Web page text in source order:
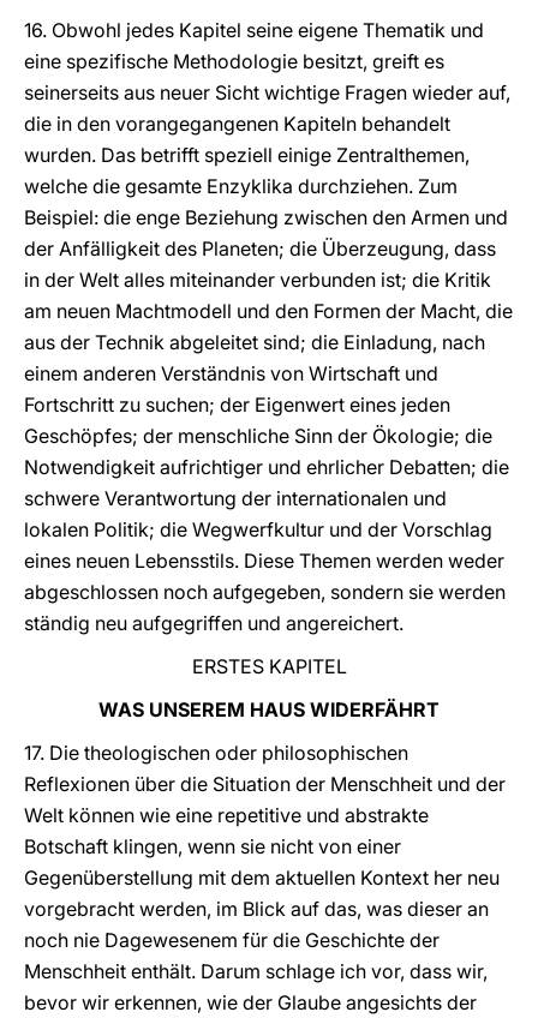
16. Obwohl jedes Kapitel seine eigene Thematik und
eine spezifische Methodologie besitzt, greift es
seinerseits aus neuer Sicht wichtige Fragen wieder auf,
die in den vorangegangenen Kapiteln behandelt
wurden. Das betrifft speziell einige Zentralthemen,
welche die gesamte Enzyklika durchziehen. Zum
Beispiel: die enge Beziehung zwischen den Armen und
der Anfälligkeit des Planeten; die Überzeugung, dass
in der Welt alles miteinander verbunden ist; die Kritik
am neuen Machtmodell und den Formen der Macht, die
aus der Technik abgeleitet sind; die Einladung, nach
einem anderen Verständnis von Wirtschaft und
Fortschritt zu suchen; der Eigenwert eines jeden
Geschöpfes; der menschliche Sinn der Ökologie; die
Notwendigkeit aufrichtiger und ehrlicher Debatten; die
schwere Verantwortung der internationalen und
lokalen Politik; die Wegwerfkultur und der Vorschlag
eines neuen Lebensstils. Diese Themen werden weder
abgeschlossen noch aufgegeben, sondern sie werden
ständig neu aufgegriffen und angereichert.
ERSTES KAPITEL
WAS UNSEREM HAUS WIDERFÄHRT
17. Die theologischen oder philosophischen
Reflexionen über die Situation der Menschheit und der
Welt können wie eine repetitive und abstrakte
Botschaft klingen, wenn sie nicht von einer
Gegenüberstellung mit dem aktuellen Kontext her neu
vorgebracht werden, im Blick auf das, was dieser an
noch nie Dagewesenem für die Geschichte der
Menschheit enthält. Darum schlage ich vor, dass wir,
bevor wir erkennen, wie der Glaube angesichts der